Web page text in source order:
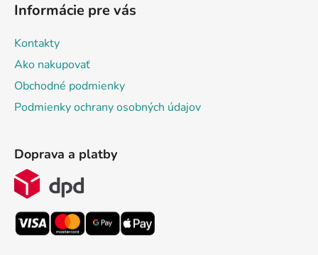
Informácie pre vás
Kontakty
Ako nakupovať
Obchodné podmienky
Podmienky ochrany osobných údajov
Doprava a platby